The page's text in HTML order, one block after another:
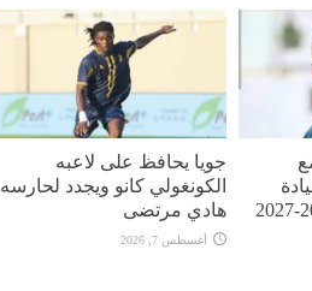
جويا يحافظ على لاعبه
الكونغولي كانو ويجدد لحارسه
هادي مرتضى
أغسطس 7, 2026